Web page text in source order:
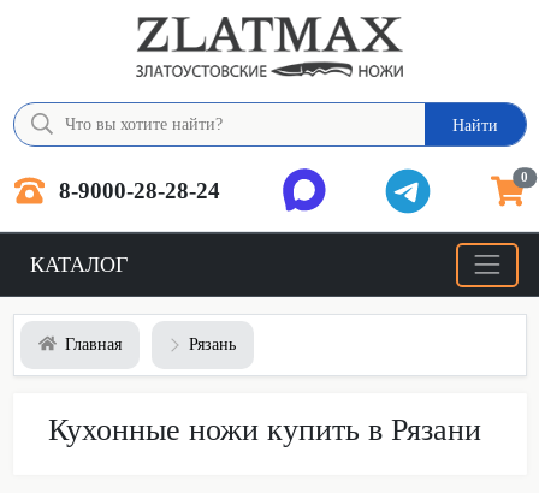
Найти
8-9000-28-28-24 0
КАТАЛОГ
Главная Рязань
Кухонные ножи купить в Рязани